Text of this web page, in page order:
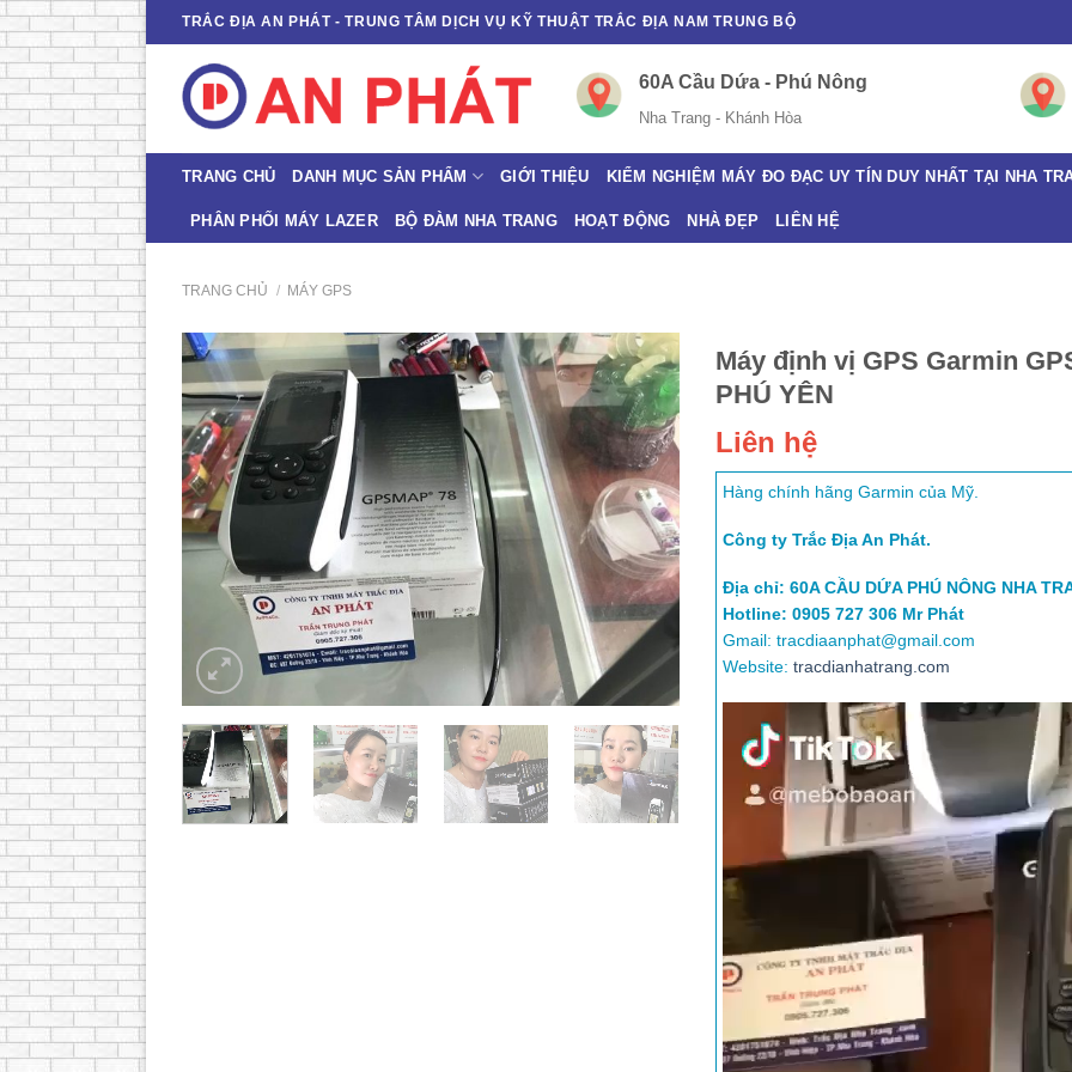
Skip
to
content
TRẮC ĐỊA AN PHÁT - TRUNG TÂM DỊCH VỤ KỸ THUẬT TRẮC ĐỊA NAM TRUNG BỘ
60A Cầu Dứa - Phú Nông
Nha Trang - Khánh Hòa
TRANG CHỦ DANH MỤC SẢN PHẨM GIỚI THIỆU KIỂM NGHIỆM MÁY ĐO ĐẠC UY TÍN DUY NHẤT TẠI NHA
PHÂN PHỐI MÁY LAZER BỘ ĐÀM NHA TRANG HOẠT ĐỘNG NHÀ ĐẸP LIÊN HỆ
TRANG CHỦ / MÁY GPS
Máy định vị GPS Garmin
PHÚ YÊN
Liên hệ
Hàng chính hãng Garmin của Mỹ.
Công ty Trắc Địa An Phát.
Địa chỉ: 60A CẦU DỨA PHÚ NÔNG NHA
Hotline: 0905 727 306 Mr Phát
Gmail: tracdiaanphat@gmail.com
Website: tracdianhatrang.com
chơi
Video